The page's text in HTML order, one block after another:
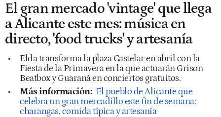
El gran mercado 'vintage' que llega
a Alicante este mes: música en
directo, 'food trucks' y artesanía
Elda transforma la plaza Castelar en abril con la
Fiesta de la Primavera en la que actuarán Grison
Beatbox y Guaraná en conciertos gratuitos.
Más información: El pueblo de Alicante que
celebra un gran mercadillo este fin de semana:
charangas, comida típica y artesanía